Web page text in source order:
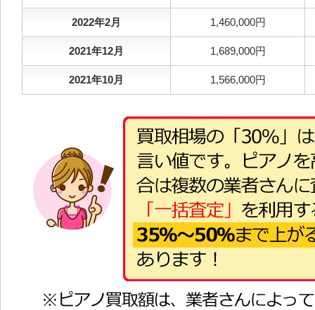
2022年2月 1,460,000円
2021年12月 1,689,000円
2021年10月 1,566,000円